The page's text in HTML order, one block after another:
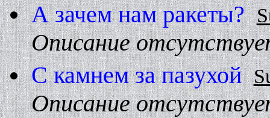
А зачем нам ракеты?
Описание
С камнем за пазухой
Описание